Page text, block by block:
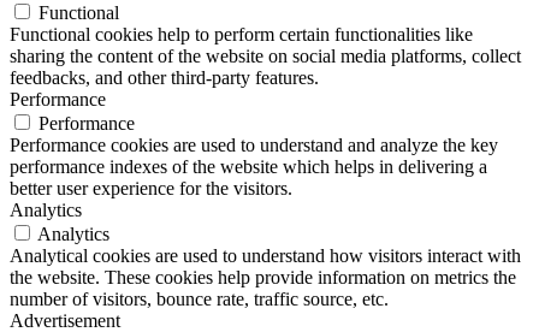
Functional
Functional cookies help to perform certain functionalities like
sharing the content of the website on social media platforms, collect
feedbacks, and other third-party features.
Performance
Performance
Performance cookies are used to understand and analyze the key
performance indexes of the website which helps in delivering a
better user experience for the visitors.
Analytics
Analytics
Analytical cookies are used to understand how visitors interact with
the website. These cookies help provide information on metrics the
number of visitors, bounce rate, traffic source, etc.
Advertisement